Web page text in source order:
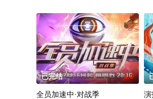
已完结 1.0
全员加速中·对战季 演